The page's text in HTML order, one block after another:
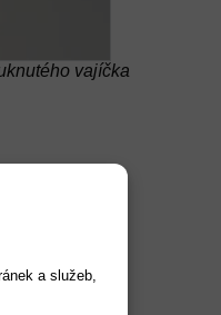
vajíčka
a služeb,